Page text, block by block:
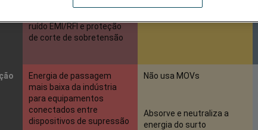
ruído EMI/RFI e proteção
de corte de sobretensão
Energia de passagem
mais baixa da indústria
para equipamentos
conectados entre
dispositivos de supressão
Não usa MOVs
Absorve e neutraliza a
energia do surto